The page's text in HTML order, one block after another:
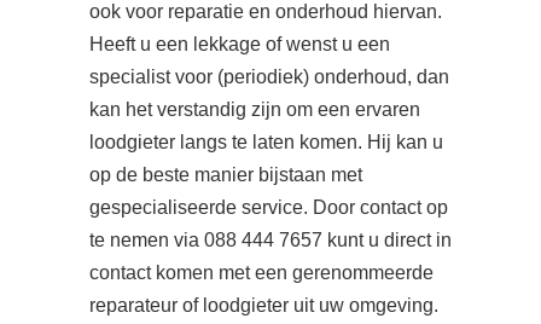
ook voor reparatie en onderhoud hiervan.
Heeft u een lekkage of wenst u een
specialist voor (periodiek) onderhoud, dan
kan het verstandig zijn om een ervaren
loodgieter langs te laten komen. Hij kan u
op de beste manier bijstaan met
gespecialiseerde service. Door contact op
te nemen via 088 444 7657 kunt u direct in
contact komen met een gerenommeerde
reparateur of loodgieter uit uw omgeving.